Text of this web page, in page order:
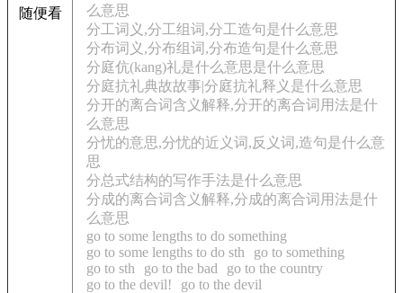
随便看
么意思
分工词义,分工组词,分工造句是什么意思
分布词义,分布组词,分布造句是什么意思
分庭伉(kang)礼是什么意思是什么意思
分庭抗礼典故故事|分庭抗礼释义是什么意思
分开的离合词含义解释,分开的离合词用法是什
么意思
分忧的意思,分忧的近义词,反义词,造句是什么意
思
分总式结构的写作手法是什么意思
分成的离合词含义解释,分成的离合词用法是什
么意思
go to some lengths to do something
go to some lengths to do sth
go to something
go to sth
go to the bad
go to the country
go to the devil!
go to the devil